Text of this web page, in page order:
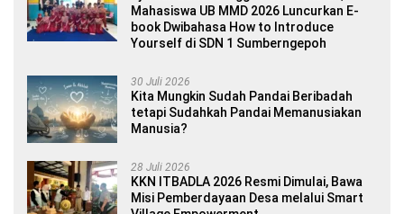
Mahasiswa UB MMD 2026 Luncurkan E-
book Dwibahasa How to Introduce
Yourself di SDN 1 Sumberngepoh
30 Juli 2026
Kita Mungkin Sudah Pandai Beribadah
tetapi Sudahkah Pandai Memanusiakan
Manusia?
28 Juli 2026
KKN ITBADLA 2026 Resmi Dimulai, Bawa
Misi Pemberdayaan Desa melalui Smart